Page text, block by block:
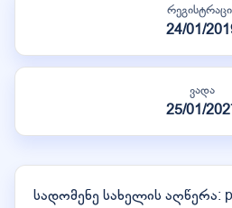
24/01/
ვადა
25/01/
სადომენე სახელის აღწერა: